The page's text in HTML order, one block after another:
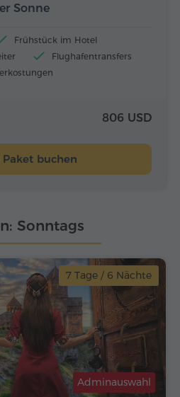
Sonne
Frühstück im Hotel
Flughafentransfers
806 USD
Paket buchen
Sonntags
7 Tage / 6 Nächte
Adminauswahl